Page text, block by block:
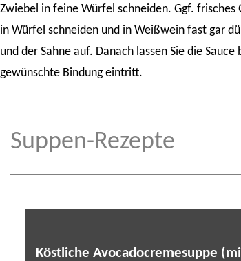
Zwiebel in feine Würfel schneiden. Ggf.
in Würfel schneiden und in Weißwein fast gar
und der Sahne auf. Danach lassen Sie die
gewünschte Bindung eintritt.
Suppen-Rezepte
Köstliche Avocadocremesuppe